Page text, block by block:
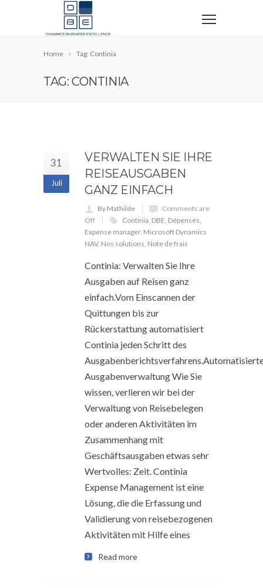
Home Tag: Continia
TAG: CONTINIA
31
Juli
VERWALTEN SIE IHRE
REISEAUSGABEN
GANZ EINFACH
By Mathilde
Comments are
Off
Continia, DBE, Dépenses,
Expense manager, Microsoft Dynamics
NAV, Nos solutions, Note de frais
Continia: Verwalten Sie Ihre
Ausgaben auf Reisen ganz
einfach.Vom Einscannen der
Quittungen bis zur
Rückerstattung automatisiert
Continia jeden Schritt des
Ausgabenverwaltung Wie Sie
wissen, verlieren wir bei der
Verwaltung von Reisebelegen
oder anderen Aktivitäten im
Zusammenhang mit
Geschäftsausgaben etwas sehr
Wertvolles: Zeit. Continia
Expense Management ist eine
Lösung, die die Erfassung und
Validierung von reisebezogenen
Aktivitäten mit Hilfe eines
Read more